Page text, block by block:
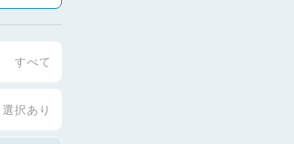
すべて
選択あり